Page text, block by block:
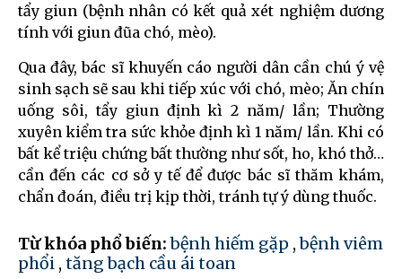
tẩy giun (bệnh nhân có kết quả xét nghiệm dương
tính với giun đũa chó, mèo).
Qua đây, bác sĩ khuyến cáo người dân cần chú ý vệ
sinh sạch sẽ sau khi tiếp xúc với chó, mèo; Ăn chín
uống sôi, tẩy giun định kì 2 năm/ lần; Thường
xuyên kiểm tra sức khỏe định kì 1 năm/ lần. Khi có
bất kể triệu chứng bất thường như sốt, ho, khó thở…
cần đến các cơ sở y tế để được bác sĩ thăm khám,
chẩn đoán, điều trị kịp thời, tránh tự ý dùng thuốc.
Từ khóa phổ biến:bệnh hiếm gặp ,bệnh viêm
phổi , tăng bạch cầu ái toan